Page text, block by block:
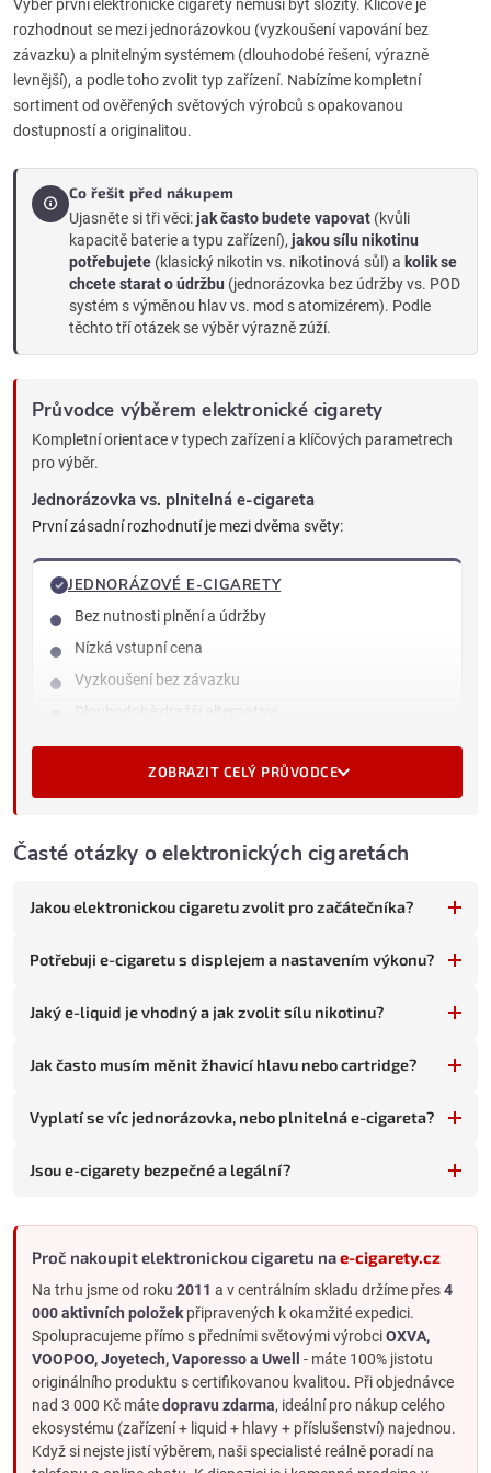
s
u
Výběr první elektronické cigarety nemusí být složitý. Klíčové je
rozhodnout se mezi jednorázovkou (vyzkoušení vapování bez
závazku) a plnitelným systémem (dlouhodobé řešení, výrazně
levnější), a podle toho zvolit typ zařízení. Nabízíme kompletní
sortiment od ověřených světových výrobců s opakovanou
dostupností a originalitou.
Co řešit před nákupem
Ujasněte si tři věci:jak často budete vapovat (kvůli
kapacitě baterie a typu zařízení), jakou sílu nikotinu
potřebujete (klasický nikotin vs. nikotinová sůl) a kolik se
chcete starat o údržbu (jednorázovka bez údržby vs. POD
systém s výměnou hlav vs. mod s atomizérem). Podle
těchto tří otázek se výběr výrazně zúží.
Průvodce výběrem elektronické cigarety
Kompletní orientace v typech zařízení a klíčových parametrech
pro výběr.
Jednorázovka vs. plnitelná e-cigareta
První zásadní rozhodnutí je mezi dvěma světy:
JEDNORÁZOVÉ E-CIGARETY
Bez nutnosti plnění a údržby
Nízká vstupní cena
Vyzkoušení bez závazku
Dlouhodobě dražší alternativa
Více odpadu
Vyžadují plnění liquidu a výměnu hlav
Výrazně levnější v dlouhodobém horizontu
Méně odpadu
Pokud vapování teprve zkoušíte, sáhněte po jednorázovce.
se vyplatí.
Hlavní typy elektronických cigaret
Ideální pro většinu uživatelů, kteří chtějí dlouhodobé řešení
bez technického nastavování.
Gripy a mody- výkonná zařízení s displejem, nastavitelným
wattáží, vyměnitelnými atomizéry. Pro pokročilé vapery, kteří
chtějí ladit zážitek do detailu.
Přednaplněné POD systémy- zařízení s předplněnými
cartridgemi nebo POD jednotkami. Jednoduchost
jednorázovky, ale s vyměnitelnými díly. Mezi-krok mezi
jednorázovkou a klasickým POD.
ZOBRAZIT CELÝ PRŮVODCE
Časté otázky o elektronických cigaretách
Jakou elektronickou cigaretu zvolit pro začátečníka?
Potřebuji e-cigaretu s displejem a nastavením výkonu?
Jaký e-liquid je vhodný a jak zvolit sílu nikotinu?
Jak často musím měnit žhavicí hlavu nebo cartridge?
Vyplatí se víc jednorázovka, nebo plnitelná e-cigareta?
Jsou e-cigarety bezpečné a legální?
Proč nakoupit elektronickou cigaretu nae-cigarety.cz
Na trhu jsme od roku 2011 a v centrálním skladu držíme přes4
000 aktivních položek připravených k okamžité expedici.
Spolupracujeme přímo s předními světovými výrobciOXVA,
VOOPOO, Joyetech, Vaporesso a Uwell
- máte 100% jistotu
originálního produktu s certifikovanou kvalitou. Při objednávce
nad 3 000 Kč mátedopravu zdarma, ideální pro nákup celého
ekosystému (zařízení + liquid + hlavy + příslušenství) najednou.
Když si nejste jistí výběrem, naši specialisté reálně poradí na